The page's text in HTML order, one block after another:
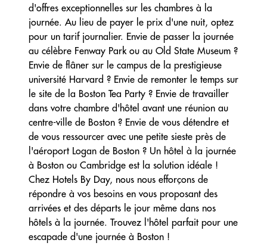
d'offres exceptionnelles sur les chambres à la
journée. Au lieu de payer le prix d'une nuit, optez
pour un tarif journalier. Envie de passer la journée
au célèbre Fenway Park ou au Old State Museum ?
Envie de flâner sur le campus de la prestigieuse
université Harvard ? Envie de remonter le temps sur
le site de la Boston Tea Party ? Envie de travailler
dans votre chambre d'hôtel avant une réunion au
centre-ville de Boston ? Envie de vous détendre et
de vous ressourcer avec une petite sieste près de
l'aéroport Logan de Boston ? Un hôtel à la journée
à Boston ou Cambridge est la solution idéale !
Chez Hotels By Day, nous nous efforçons de
répondre à vos besoins en vous proposant des
arrivées et des départs le jour même dans nos
hôtels à la journée. Trouvez l'hôtel parfait pour une
escapade d'une journée à Boston !